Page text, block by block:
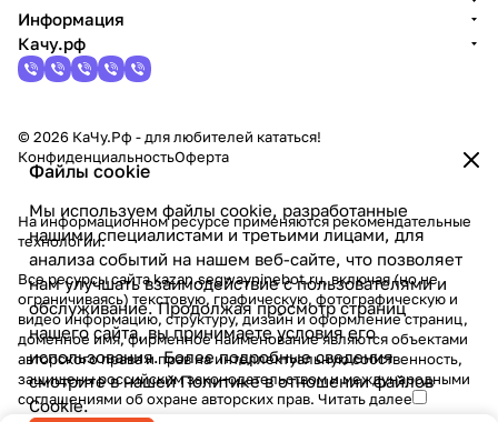
Файлы cookie
Мы используем файлы cookie, разработанные
нашими специалистами и третьими лицами, для
анализа событий на нашем веб-сайте, что позволяет
нам улучшать взаимодействие с пользователями и
обслуживание. Продолжая просмотр страниц
нашего сайта, вы принимаете условия его
использования. Более подробные сведения
смотрите в нашейПолитике в отношении файлов
Cookie.
Информация
Качу.рф
© 2026 КаЧу.Рф - для любителей кататься!
КонфиденциальностьОферта
На информационном ресурсе применяютсярекомендательные
технологии.
Все ресурсы сайта kazan.segwayninebot.ru, включая (но не
ограничиваясь) текстовую, графическую, фотографическую и
видео информацию, структуру, дизайн и оформление страниц,
доменное имя, фирменное наименование являются объектами
авторского права и прав на интеллектуальную собственность,
защищены российским законодательством и международными
соглашениями об охране авторских прав. Читать далее